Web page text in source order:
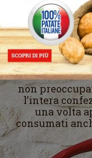
PER
non
l’intera
una volta
consumati